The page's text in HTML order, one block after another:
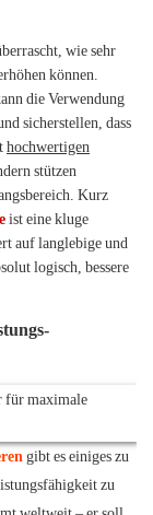
wie sehr
können.
die Verwendung
sicherstellen, dass
hochwertigen
stützen
Kurz
ist eine kluge
auf langlebige und
logisch, bessere
gibt es einiges zu
zu